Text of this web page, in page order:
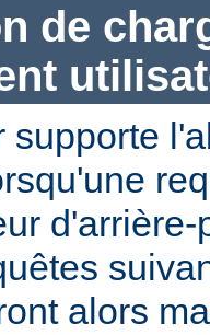
de
supporte
alors